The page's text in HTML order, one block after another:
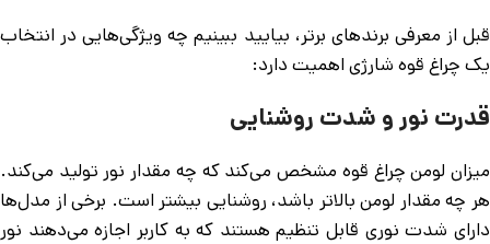
قبل از معرفی برندهای برتر، بیایید ببینیم چه ویژگی‌هایی در انتخاب
یک چراغ قوه شارژی اهمیت دارد:
قدرت نور و شدت روشنایی
میزان لومن چراغ قوه مشخص می‌کند که چه مقدار نور تولید می‌کند.
هر چه مقدار لومن بالاتر باشد، روشنایی بیشتر است. برخی از مدل‌ها
دارای شدت نوری قابل تنظیم هستند که به کاربر اجازه می‌دهند نور